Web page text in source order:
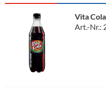
Vita
Art.-Nr.: